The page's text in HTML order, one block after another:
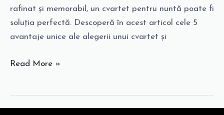
rafinat și memorabil, un cvartet pentru nuntă poate fi
soluția perfectă. Descoperă în acest articol cele 5
avantaje unice ale alegerii unui cvartet și
Avantaje
Unice
Read More »